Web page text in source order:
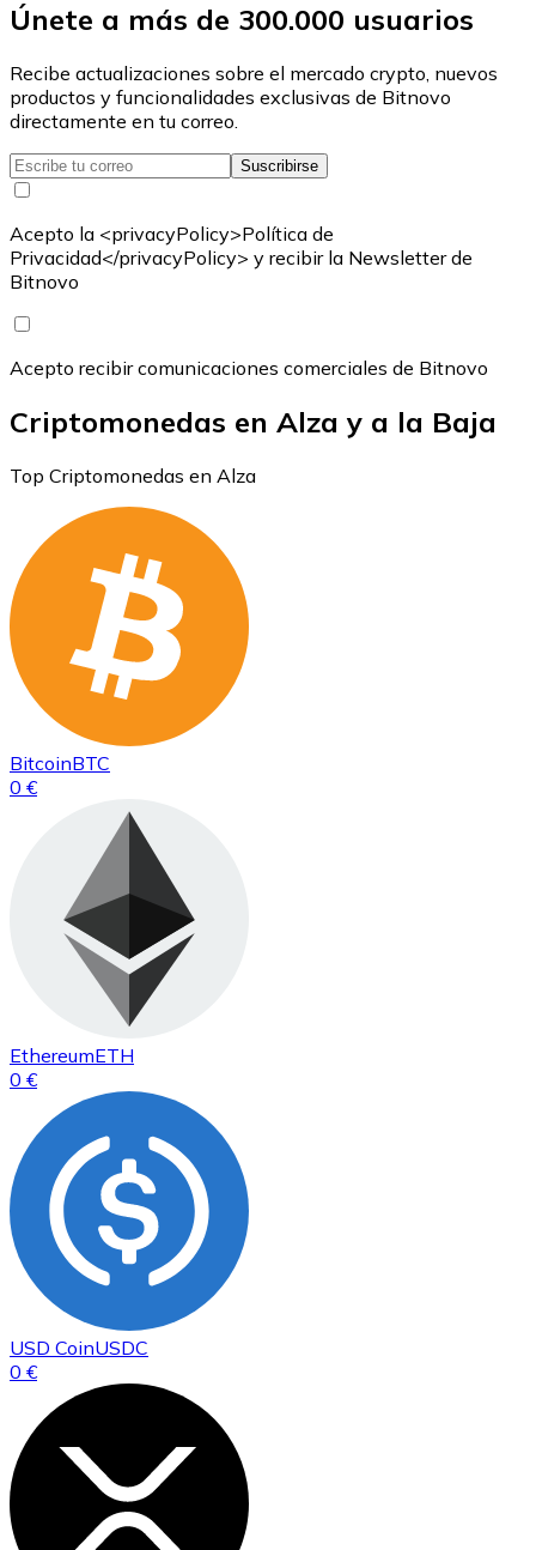
Únete a más de 300.000 usuarios
Recibe actualizaciones sobre el mercado crypto, nuevos
productos y funcionalidades exclusivas de Bitnovo
directamente en tu correo.
Suscribirse
Acepto la <privacyPolicy>Política de
Privacidad</privacyPolicy> y recibir la Newsletter de
Bitnovo
Acepto recibir comunicaciones comerciales de Bitnovo
Criptomonedas en Alza y a la Baja
Top Criptomonedas en Alza
BitcoinBTC
0 €
EthereumETH
0 €
USD CoinUSDC
0 €